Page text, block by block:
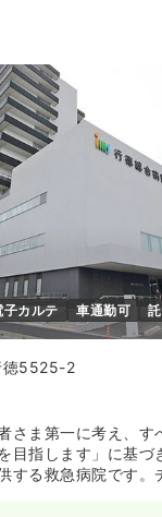
子カルテ 車通勤可
徳5525-2
さま第一に考え、す
目指します」に基づ
する救急病院です。